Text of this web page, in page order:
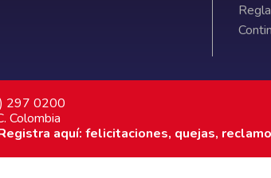
297 0200
Colombia
aquí: felicitaciones, quejas,